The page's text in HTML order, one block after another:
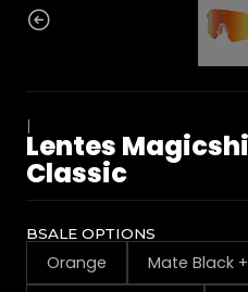
|
Lentes
Classic
BSALE OPTIONS
Orange
Mate Black